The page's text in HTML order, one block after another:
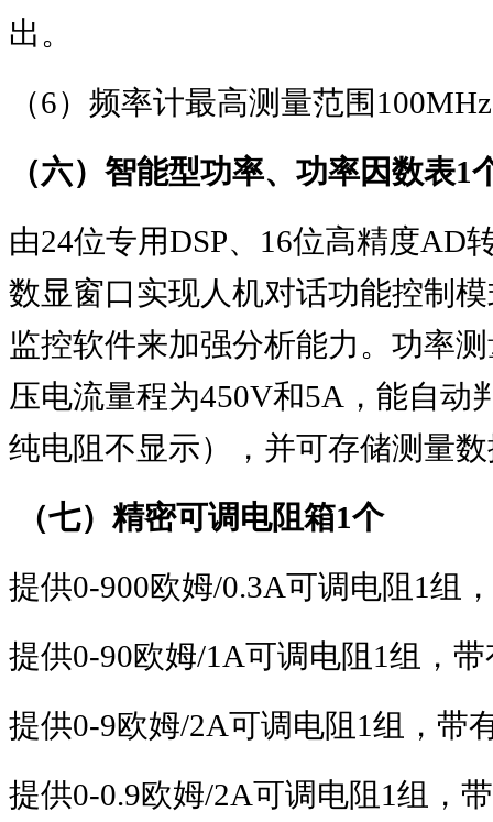
出。
（6）频率计最高测量范围 100MHz
（六）智能型功率、功率因数表1
由24位专用DSP、 16位高精度AD
数显窗口实现人机对话功能控制
监控软件来加强分析能力。功率
压电流量程为450V和5A ，能自动
纯电阻不显示），并可存储测量
（七）精密可调电阻箱1个
提供0-900欧姆/0.3A可调电阻 1组
提供0-90欧姆/1A可调电阻 1组，
提供0-9欧姆/2A可调电阻 1组，带
提供0-0.9欧姆/2A可调电阻 1组，